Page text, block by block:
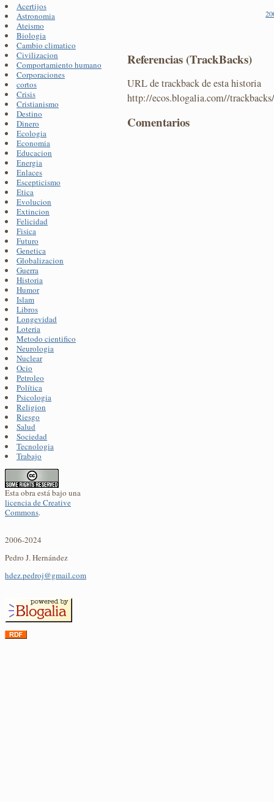
Acertijos
Astronomia
Ateismo
Biologia
Cambio climatico
Civilizacion
Comportamiento humano
Corporaciones
cortos
Crisis
Cristianismo
Destino
Dinero
Ecologia
Economia
Educacion
Energia
Enlaces
Escepticismo
Etica
Evolucion
Extincion
Felicidad
Fisica
Futuro
Genetica
Globalizacion
Guerra
Historia
Humor
Islam
Libros
Longevidad
Loteria
Metodo cientifico
Neurologia
Nuclear
Ocio
Petroleo
Política
Psicologia
Religion
Riesgo
Salud
Sociedad
Tecnologia
Trabajo
Esta obra está bajo una
licencia de Creative
Commons.
2006-2024
Pedro J. Hernández
hdez.pedroj@gmail.com
Referencias (TrackBacks)
URL de trackback de esta historia
http://ecos.blogalia.com//
Comentarios